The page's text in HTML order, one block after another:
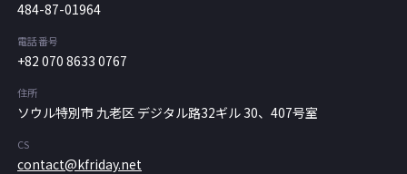
484-87-01964
電話番号
+82 070 8633 0767
住所
ソウル特別市 九老区 デジタル路32ギル 30、407号室
CS
contact@kfriday.net